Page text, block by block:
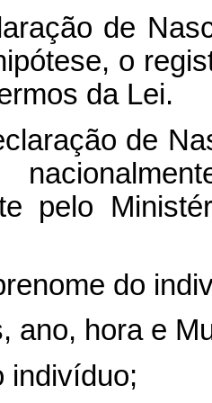
de
o
da Lei.
de
pelo
do
ano, hora e
indivíduo;